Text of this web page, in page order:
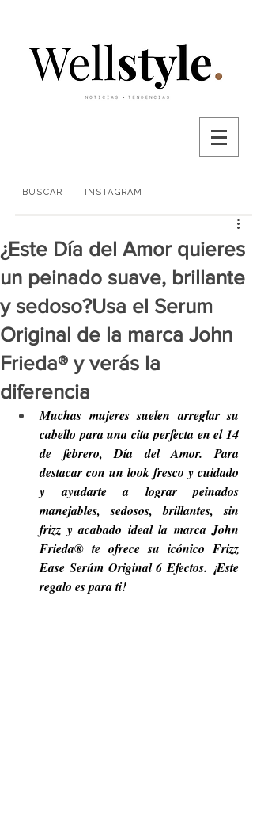
BUSCAR INSTAGRAM
¿Este Día del Amor quieres
un peinado suave, brillante
y sedoso?Usa el Serum
Original de la marca John
Frieda® y verás la
diferencia
Muchas mujeres suelen arreglar su
cabello para una cita perfecta en el 14
de febrero, Día del Amor. Para
destacar con un look fresco y cuidado
y ayudarte a lograr peinados
manejables, sedosos, brillantes, sin
frizz y acabado ideal la marca John
Frieda® te ofrece su icónico Frizz
Ease Serúm Original 6 Efectos. ¡Este
regalo es para ti!